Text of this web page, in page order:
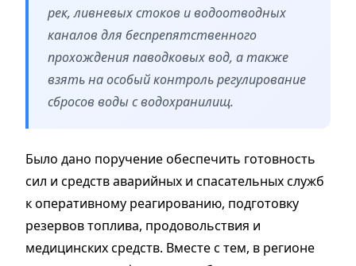
рек, ливневых стоков и водоотводных
каналов для беспрепятственного
прохождения паводковых вод, а также
взять на особый контроль регулирование
сбросов воды с водохранилищ.
Было дано поручение обеспечить готовность
сил и средств аварийных и спасательных служб
к оперативному реагированию, подготовку
резервов топлива, продовольствия и
медицинских средств. Вместе с тем, в регионе